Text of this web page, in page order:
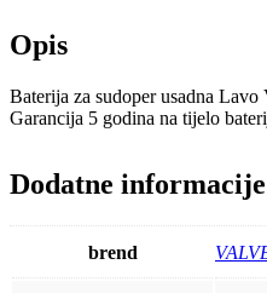
Opis
Baterija za sudoper usadna Lavo
Garancija 5 godina na tijelo
Dodatne informacije
brend